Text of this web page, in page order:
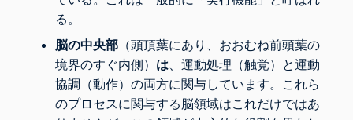
る。
脳の中央部 （頭頂葉にあり、おおむね前頭葉の
境界のすぐ内側） は 、運動処理（触覚）と運動
協調（動作）の両方に関与しています。これら
のプロセスに関与する脳領域はこれだけではあ